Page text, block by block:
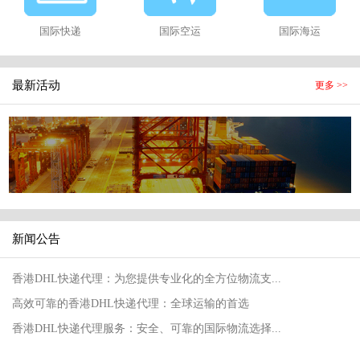
国际快递 国际空运 国际海运
最新活动 更多 >>
新闻公告
香港DHL快递代理：为您提供专业化的全方位物流支...
高效可靠的香港DHL快递代理：全球运输的首选
香港DHL快递代理服务：安全、可靠的国际物流选择...